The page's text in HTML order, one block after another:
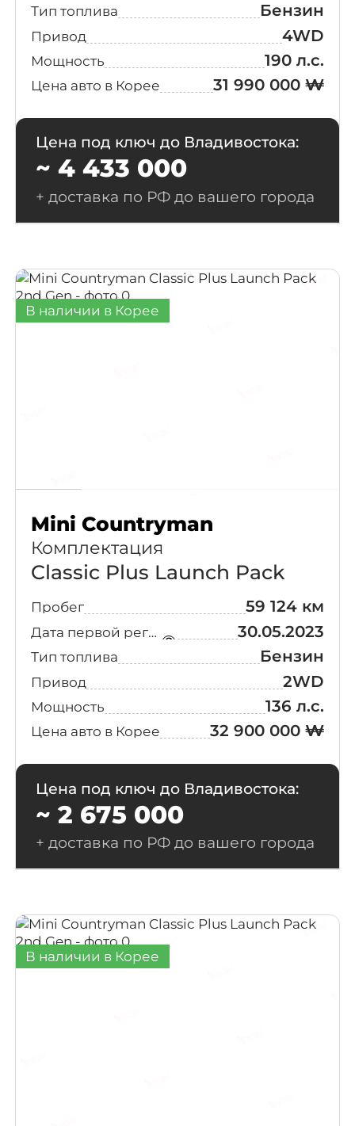
Тип топлива Бензин
Привод 4WD
Мощность 190 л.с.
Цена авто в Корее 31 990 000 ₩
Цена под ключ до Владивостока:
~ 4 433 000
+ доставка по РФ до вашего города
В наличии в Корее
Mini Countryman
Комплектация
Classic Plus Launch Pack
Пробег 59 124 км
Дата первой регистрации 30.05.2023
Тип топлива Бензин
Привод 2WD
Мощность 136 л.с.
Цена авто в Корее 32 900 000 ₩
Цена под ключ до Владивостока:
~ 2 675 000
+ доставка по РФ до вашего города
В наличии в Корее